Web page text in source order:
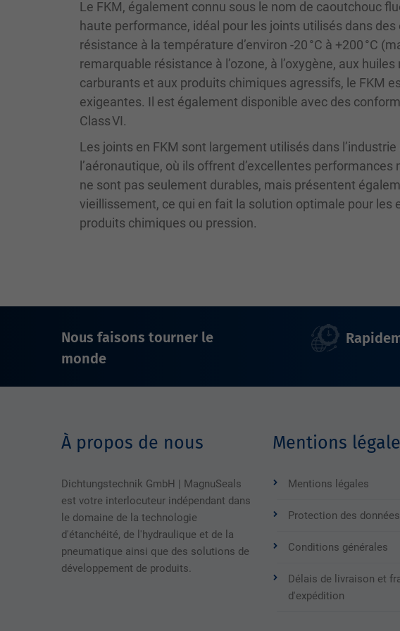
Le FKM, également connu sous le nom de caoutchouc
haute performance, idéal pour les joints utilisés dans
résistance à la température d’environ -20 °C à +200 °C
remarquable résistance à l’ozone, à l’oxygène, aux
carburants et aux produits chimiques agressifs, le FKM
exigeantes. Il est également disponible avec des
Class VI.
Les joints en FKM sont largement utilisés dans
l’aéronautique, où ils offrent d’excellentes
ne sont pas seulement durables, mais présentent
vieillissement, ce qui en fait la solution optimale pour
produits chimiques ou pression.
Nous faisons tourner le
monde
À propos de nous
Dichtungstechnik GmbH | MagnuSeals
est votre interlocuteur indépendant dans
le domaine de la technologie
d'étanchéité, de l'hydraulique et de la
pneumatique ainsi que des solutions de
développement de produits.
Mentions
Mentions légales
Protection des données
Conditions générales
Délais de livraison et
d'expédition